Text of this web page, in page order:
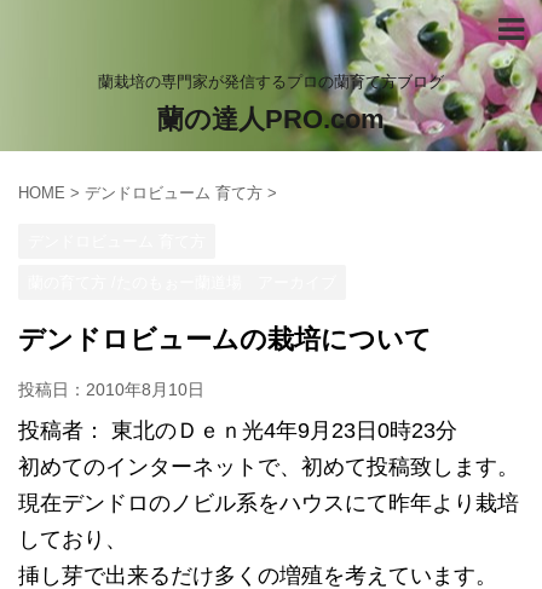
蘭栽培の専門家が発信するプロの蘭育て方ブログ
蘭の達人PRO.com
HOME > デンドロビューム 育て方 >
デンドロビュームの栽培について
投稿日： 2010年8月10日
投稿者： 東北のＤｅｎ光4年9月23日0時23分
初めてのインターネットで、初めて投稿致します。
現在デンドロのノビル系をハウスにて昨年より栽培
しており、
挿し芽で出来るだけ多くの増殖を考えています。